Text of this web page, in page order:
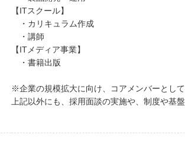
【ITスクール】
・カリキュラム作成
・講師
【ITメディア事業】
・書籍出版
※企業の規模拡大に向け、コアメンバーとして
上記以外にも、採用面談の実施や、制度や基